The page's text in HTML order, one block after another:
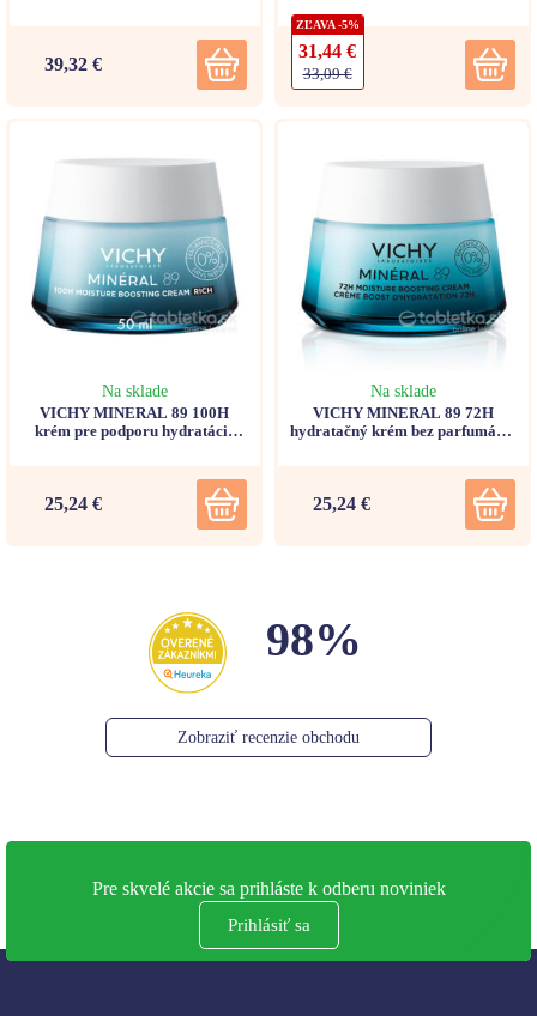
39,32 €
ZĽAVA -5%
31,44 €
33,09 €
Na sklade
VICHY MINERAL 89 100H
krém pre podporu hydratácie
25,24 €
Na sklade
VICHY MINERAL 89 72H
hydratačný krém bez parfumácie
25,24 €
98%
Zobraziť recenzie obchodu
Pre skvelé akcie sa prihláste k odberu noviniek
Prihlásiť sa